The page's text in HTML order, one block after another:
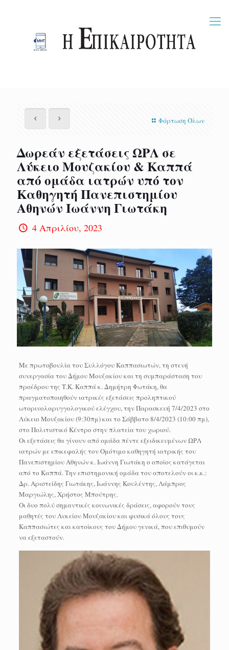
Φόρτωση Όλων
Δωρεάν εξετάσεις ΩΡΛ σε
Λύκειο Μουζακίου & Καππά
από ομάδα ιατρών υπό τον
Καθηγητή Πανεπιστημίου
Αθηνών Ιωάννη Γιωτάκη
4 Απριλίου, 2023
Με πρωτοβουλία του Συλλόγου Καππασιωτών, τη στενή
συνεργασία του Δήμου Μουζακίου και τη συμπαράσταση του
προέδρου της Τ.Κ. Καππά κ. Δημήτρη Φωτάκη, θα
πραγματοποιηθούν ιατρικές εξετάσεις προληπτικού
ωτορινολαρυγγολογικού ελέγχου, την Παρασκευή 7/4/2023 στο
Λύκειο Μουζακίου (9:30πμ) και το Σάββατο 8/4/2023 (10:00 πμ),
στο Πολιτιστικό Κέντρο στην πλατεία του χωριού.
Οι εξετάσεις θα γίνουν από ομάδα πέντε εξειδικευμένων ΩΡΛ
ιατρών με επικεφαλής τον Ομότιμο καθηγητή ιατρικής του
Πανεπιστημίου Αθηνών κ. Ιωάννη Γιωτάκη ο οποίος κατάγεται
από το Καππά. Την επιστημονική ομάδα του αποτελούν οι κ.κ.:
Δρ. Αριστείδης Γιωτάκης, Ιωάννης Κουλέντης, Λάμπρος
Μαργιώλης, Χρήστος Μπούτρης.
Οι δυο πολύ σημαντικές κοινωνικές δράσεις, αφορούν τους
μαθητές του Λυκείου Μουζακίου και φυσικά όλους τους
Καππασιώτες και κατοίκους του Δήμου γενικά, που επιθυμούν
να εξεταστούν.